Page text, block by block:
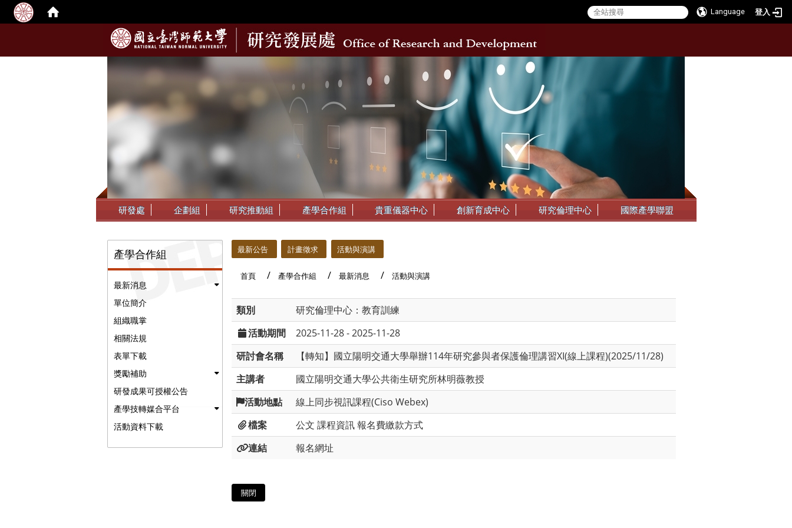
Language 登入
::: 研發處 企劃組 研究推動組 產學合作組 貴重儀器中心 創新育成中心 研究倫理中心 國際產學聯盟
產學合作組
最新消息
單位簡介
組織職掌
相關法規
表單下載
獎勵補助
研發成果可授權公告
產學技轉媒合平台
活動資料下載
最新公告 計畫徵求 活動與演講
首頁 產學合作組 最新消息 活動與演講
類別
研究倫理中心：教育訓練
活動期間
2025-11-28 - 2025-11-28
研討會名稱
【轉知】國立陽明交通大學舉辦114年研究參與者保護倫理講習XI(線上課程)(2025/11/28)
主講者
國立陽明交通大學公共衛生研究所林明薇教授
活動地點
線上同步視訊課程(Ciso Webex)
檔案
公文 課程資訊報名費繳款方式
連結
報名網址
關閉